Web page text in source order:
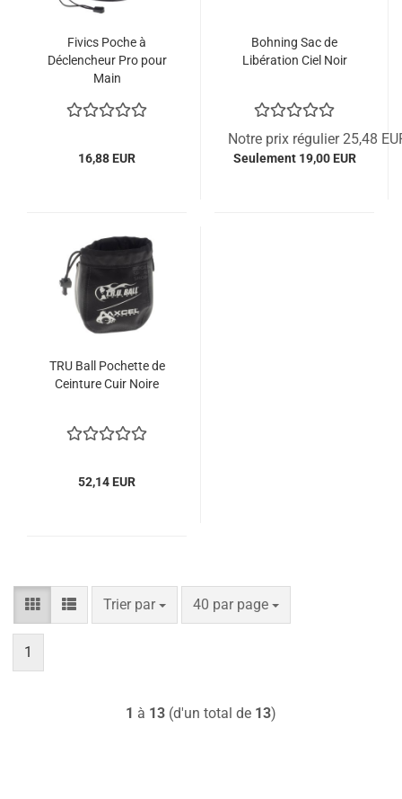
Fivics Poche à
Déclencheur Pro pour
Main
16,88 EUR
Bohning Sac de
Libération Ciel Noir
Notre prix régulier 25,48
Seulement 19,00 EUR
TRU Ball Pochette de
Ceinture Cuir Noire
52,14 EUR
Trier par
Trier par 40 par page
par page
1
1 à 13 (d'un total de 13)